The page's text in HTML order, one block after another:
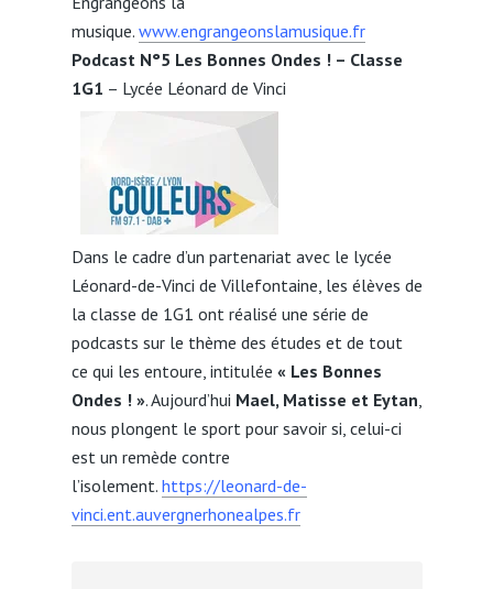
musique. www.engrangeonslamusique.fr
Podcast N°5 Les Bonnes Ondes ! – Classe
1G1 – Lycée Léonard de Vinci
Dans le cadre d’un partenariat avec le lycée
Léonard-de-Vinci de Villefontaine, les élèves de
la classe de 1G1 ont réalisé une série de
podcasts sur le thème des études et de tout
ce qui les entoure, intitulée « Les Bonnes
Ondes ! ». Aujourd’hui Mael, Matisse et Eytan,
nous plongent le sport pour savoir si, celui-ci
est un remède contre
l’isolement. https://leonard-de-
vinci.ent.auvergnerhonealpes.fr